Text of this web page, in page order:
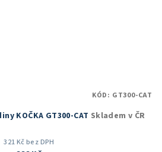
KOČKA GT300-CAT Skladem v ČR
321 Kč bez DPH
KÓD: GT300-CAT